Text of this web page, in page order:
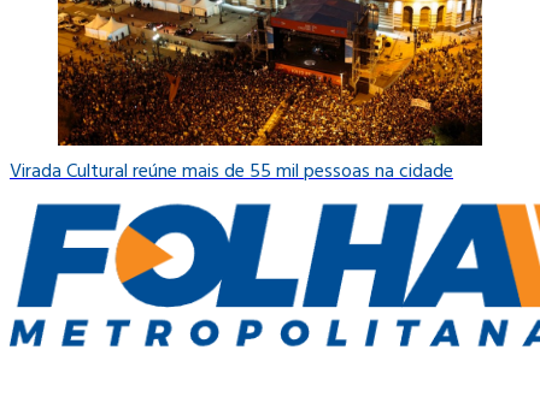
Virada Cultural reúne mais de 55 mil pessoas na cidade